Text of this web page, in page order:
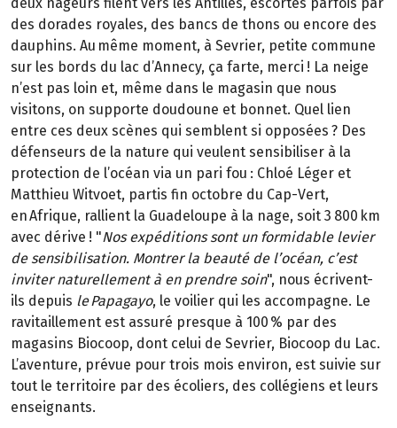
des dorades royales, des bancs de thons ou encore des
dauphins. Au même moment, à Sevrier, petite commune
sur les bords du lac d’Annecy, ça farte, merci ! La neige
n’est pas loin et, même dans le magasin que nous
visitons, on supporte doudoune et bonnet. Quel lien
entre ces deux scènes qui semblent si opposées ? Des
défenseurs de la nature qui veulent sensibiliser à la
protection de l’océan via un pari fou : Chloé Léger et
Matthieu Witvoet, partis fin octobre du Cap-Vert,
en Afrique, rallient la Guadeloupe à la nage, soit 3 800 km
avec dérive ! "Nos expéditions sont un formidable levier
de sensibilisation. Montrer la beauté de l’océan, c’est
inviter naturellement à en prendre soin", nous écrivent-
ils depuis le Papagayo, le voilier qui les accompagne. Le
ravitaillement est assuré presque à 100 % par des
magasins Biocoop, dont celui de Sevrier, Biocoop du Lac.
L’aventure, prévue pour trois mois environ, est suivie sur
tout le territoire par des écoliers, des collégiens et leurs
enseignants.